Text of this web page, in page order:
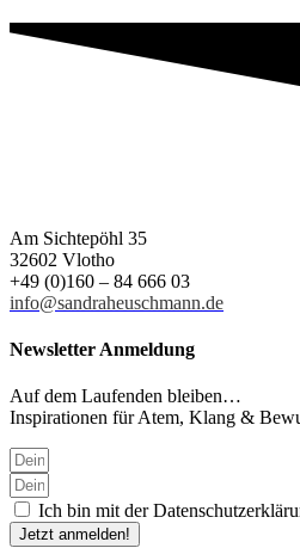
Am Sichtepöhl 35
32602 Vlotho
+49 (0)160 – 84 666 03
info@sandraheuschmann.de
Newsletter Anmeldung
Auf dem Laufenden bleiben…
Inspirationen für Atem, Klang &
Ich bin mit der
Jetzt anmelden!